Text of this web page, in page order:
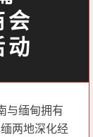
会
动
与缅甸拥有
两地深化经